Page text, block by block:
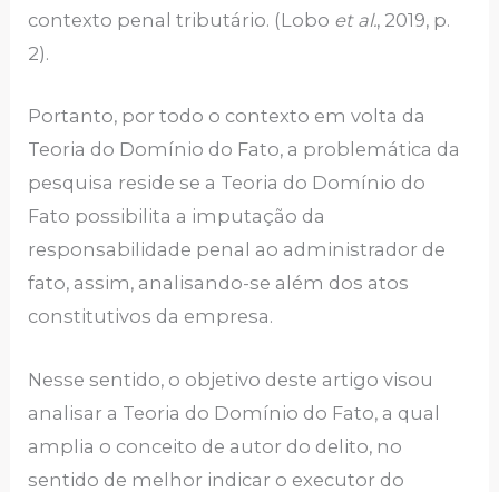
contexto penal tributário. (Lobo et al., 2019, p.
2).
Portanto, por todo o contexto em volta da
Teoria do Domínio do Fato, a problemática da
pesquisa reside se a Teoria do Domínio do
Fato possibilita a imputação da
responsabilidade penal ao administrador de
fato, assim, analisando-se além dos atos
constitutivos da empresa.
Nesse sentido, o objetivo deste artigo visou
analisar a Teoria do Domínio do Fato, a qual
amplia o conceito de autor do delito, no
sentido de melhor indicar o executor do